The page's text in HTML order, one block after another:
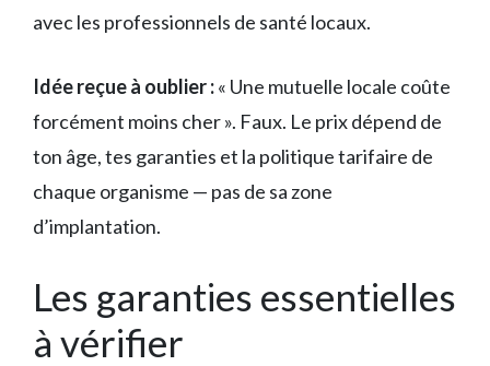
avec les professionnels de santé locaux.
Idée reçue à oublier :« Une mutuelle locale coûte
forcément moins cher ». Faux. Le prix dépend de
ton âge, tes garanties et la politique tarifaire de
chaque organisme — pas de sa zone
d’implantation.
Les garanties essentielles
à vérifier